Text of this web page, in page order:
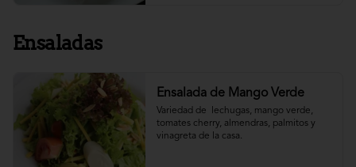
Ensaladas
Ensalada de Mango Verde
Variedad de  lechugas, mango verde,
tomates cherry, almendras, palmitos y
vinagreta de la casa.